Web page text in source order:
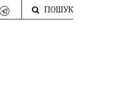
ПОШУК